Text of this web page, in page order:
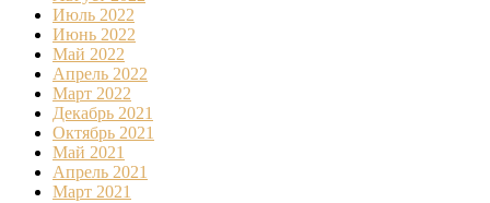
Июль 2022
Июнь 2022
Май 2022
Апрель 2022
Март 2022
Декабрь 2021
Октябрь 2021
Май 2021
Апрель 2021
Март 2021